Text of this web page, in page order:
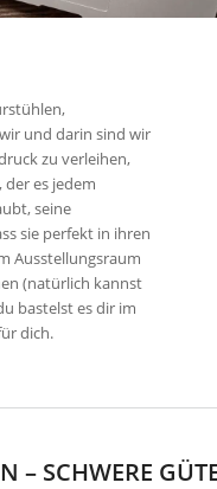
und darin sind wir
zu verleihen,
es jedem
seine
sie perfekt in ihren
Ausstellungsraum
(natürlich kannst
bastelst es dir im
dich.
– SCHWERE